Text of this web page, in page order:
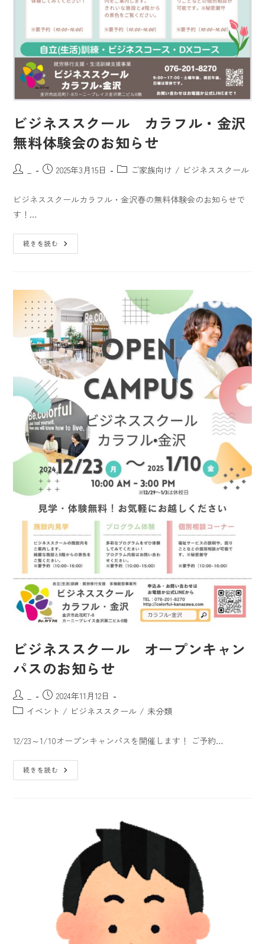
ビジネススクール カラフル・金沢
無料体験会のお知らせ
2025年3月15日 ご家族向け / ビジネススクール
ビジネススクールカラフル・金沢春の無料体験会のお知らせで
す！…
続きを読む
ビジネススクール オープンキャン
パスのお知らせ
2024年11月12日
イベント / ビジネススクール / 未分類
12/23～1/10オープンキャンパスを開催します！ ご予約…
続きを読む